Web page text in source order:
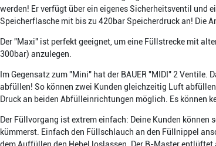
werden! Er verfügt über ein eigenes Sicherheitsventil und
Speicherflasche mit bis zu 420bar Speicherdruck an! Die
Der "Maxi" ist perfekt geeignet, um eine Füllstrecke mit
300bar) anzulegen.
Im Gegensatz zum "Mini" hat der BAUER "MIDI" 2
abfüllen! So können zwei Kunden gleichzeitig Luft
Druck an beiden Abfülleinrichtungen möglich. Es können
Der Füllvorgang ist extrem einfach: Deine Kunden
kümmerst. Einfach den Füllschlauch an den Füllnippel